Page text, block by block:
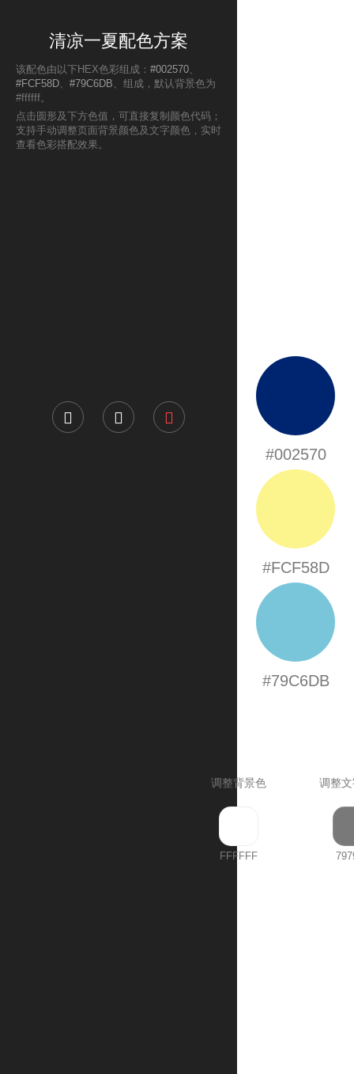
清凉一夏配色方案
该配色由以下HEX色彩组成： #002570、
#FCF58D、 #79C6DB 、组成，默认背景色为
#ffffff。
点击圆形及下方色值，可直接复制颜色代码；
支持手动调整页面背景颜色及文字颜色，实时
查看色彩搭配效果。
#002570
#FCF58D
#79C6DB
调整背景色 调整